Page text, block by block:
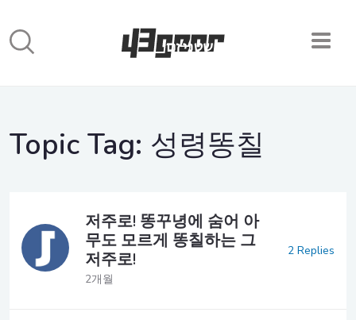
Topic Tag: 성령똥칠
저주로! 똥꾸녕에 숨어 아
무도 모르게 똥칠하는 그
저주로!
2개월
2 Replies